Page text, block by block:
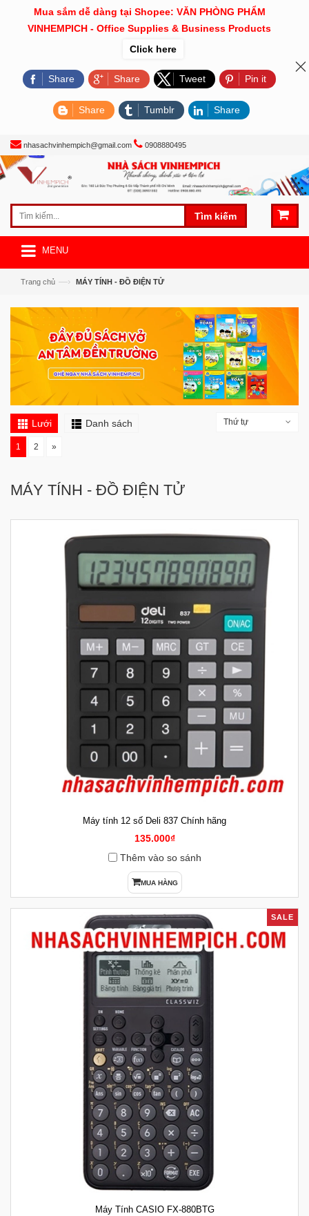
nhasachvinhempich@gmail.com 0908880495
Tìm kiếm
MENU
Trang chủ —› MÁY TÍNH - ĐỒ ĐIỆN TỬ
Lưới Danh sách Thứ tự
1 2 »
MÁY TÍNH - ĐỒ ĐIỆN TỬ
Máy tính 12 số Deli 837 Chính hãng
135.000₫
Thêm vào so sánh
MUA HÀNG
SALE
Máy Tính CASIO FX-880BTG
Mua sắm dễ dàng tại Shopee: VĂN PHÒNG PHẨM
VINHEMPICH - Office Supplies & Business Products
Click here
Share Share Tweet Pin it
Share Tumblr Share